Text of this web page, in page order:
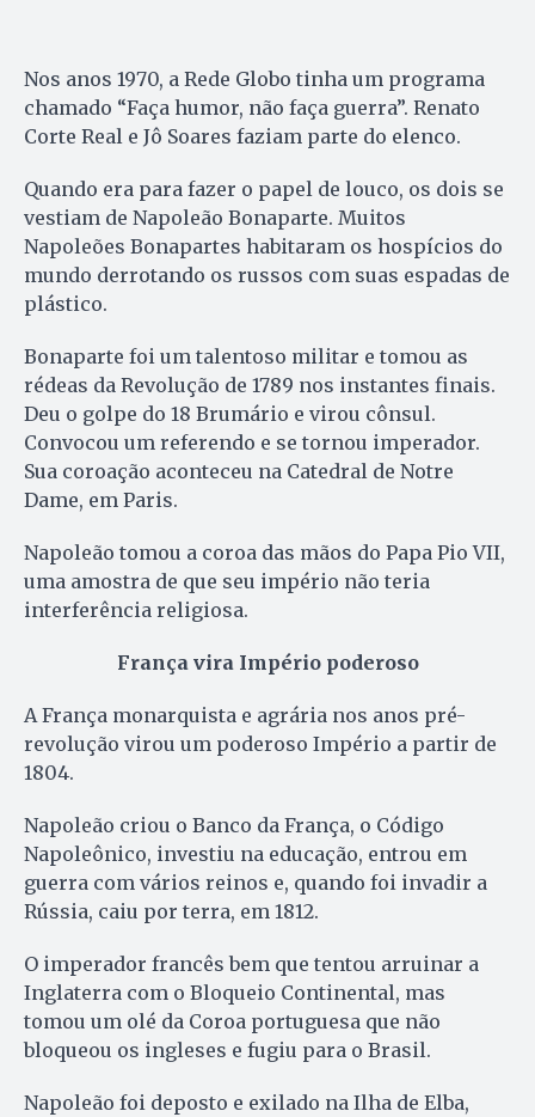
Nos anos 1970, a Rede Globo tinha um programa
chamado “Faça humor, não faça guerra”. Renato
Corte Real e Jô Soares faziam parte do elenco.
Quando era para fazer o papel de louco, os dois se
vestiam de Napoleão Bonaparte. Muitos
Napoleões Bonapartes habitaram os hospícios do
mundo derrotando os russos com suas espadas de
plástico.
Bonaparte foi um talentoso militar e tomou as
rédeas da Revolução de 1789 nos instantes finais.
Deu o golpe do 18 Brumário e virou cônsul.
Convocou um referendo e se tornou imperador.
Sua coroação aconteceu na Catedral de Notre
Dame, em Paris.
Napoleão tomou a coroa das mãos do Papa Pio VII,
uma amostra de que seu império não teria
interferência religiosa.
França vira Império poderoso
A França monarquista e agrária nos anos pré-
revolução virou um poderoso Império a partir de
1804.
Napoleão criou o Banco da França, o Código
Napoleônico, investiu na educação, entrou em
guerra com vários reinos e, quando foi invadir a
Rússia, caiu por terra, em 1812.
O imperador francês bem que tentou arruinar a
Inglaterra com o Bloqueio Continental, mas
tomou um olé da Coroa portuguesa que não
bloqueou os ingleses e fugiu para o Brasil.
Napoleão foi deposto e exilado na Ilha de Elba,